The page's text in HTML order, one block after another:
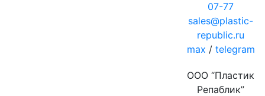
07-77
sales@plastic-
republic.ru
max / telegram
ООО “Пластик
Репаблик”